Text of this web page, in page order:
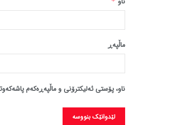
ماڵپه‌ڕ
ناو، پۆستی ئەلیکترۆنی و ماڵپەڕەکەم